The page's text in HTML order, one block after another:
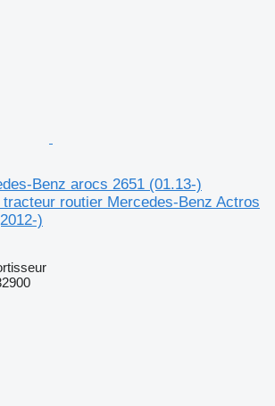
Benz arocs 2651 (01.13-)
tracteur routier Mercedes-Benz Actros
)